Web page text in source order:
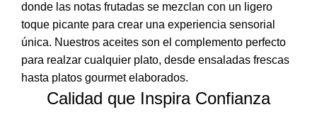
donde las notas frutadas se mezclan con un ligero
toque picante para crear una experiencia sensorial
única. Nuestros aceites son el complemento perfecto
para realzar cualquier plato, desde ensaladas frescas
hasta platos gourmet elaborados.
Calidad que Inspira Confianza